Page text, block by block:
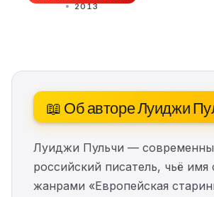
2013
📖 Об авторе Луиджи
Луиджи Пульчи —
российский писатель, чьё имя
жанрами «Европейская